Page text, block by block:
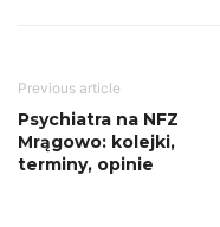
Previous article
Psychiatra na NFZ
Mrągowo: kolejki,
terminy, opinie